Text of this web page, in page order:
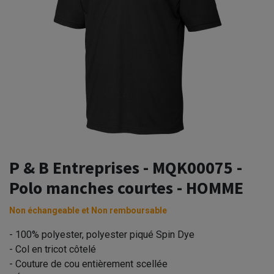
P & B Entreprises - MQK00075 -
Polo manches courtes - HOMME
Non échangeable et Non remboursable
- 100% polyester, polyester piqué Spin Dye
- Col en tricot côtelé
- Couture de cou entièrement scellée